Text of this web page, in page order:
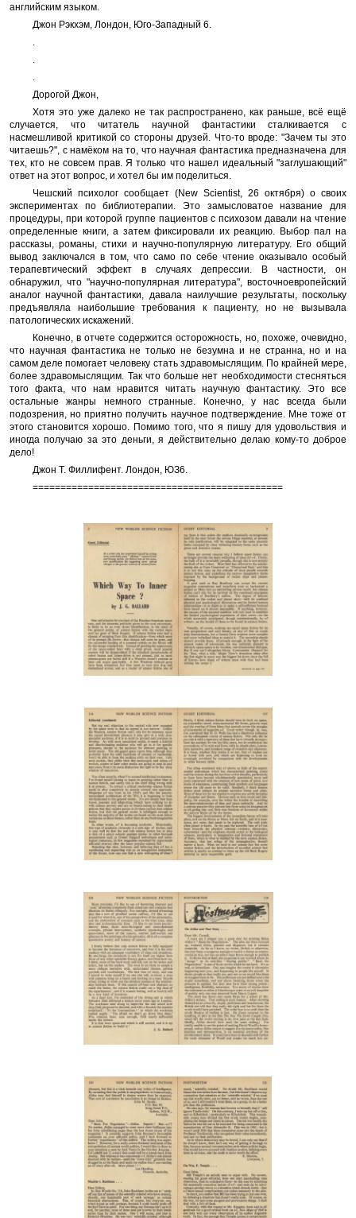
английским языком.
Джон Рэкхэм, Лондон, Юго-Западный 6.
.
.
.
Дорогой Джон,
Хотя это уже далеко не так распространено, как раньше, всё ещё
случается, что читатель научной фантастики сталкивается с
насмешливой критикой со стороны друзей. Что-то вроде: "Зачем ты это
читаешь?", с намёком на то, что научная фантастика предназначена для
тех, кто не совсем прав. Я только что нашел идеальный "заглушающий"
ответ на этот вопрос, и хотел бы им поделиться.
Чешский психолог сообщает (New Scientist, 26 октября) о своих
экспериментах по библиотерапии. Это замысловатое название для
процедуры, при которой группе пациентов с психозом давали на чтение
определенные книги, а затем фиксировали их реакцию. Выбор пал на
рассказы, романы, стихи и научно-популярную литературу. Его общий
вывод заключался в том, что само по себе чтение оказывало особый
терапевтический эффект в случаях депрессии. В частности, он
обнаружил, что "научно-популярная литература", восточноевропейский
аналог научной фантастики, давала наилучшие результаты, поскольку
предъявляла наибольшие требования к пациенту, но не вызывала
патологических искажений.
Конечно, в отчете содержится осторожность, но, похоже, очевидно,
что научная фантастика не только не безумна и не странна, но и на
самом деле помогает человеку стать здравомыслящим. По крайней мере,
более здравомыслящим. Так что больше нет необходимости стесняться
того факта, что нам нравится читать научную фантастику. Это все
остальные жанры немного странные. Конечно, у нас всегда были
подозрения, но приятно получить научное подтверждение. Мне тоже от
этого становится хорошо. Помимо того, что я пишу для удовольствия и
иногда получаю за это деньги, я действительно делаю кому-то доброе
дело!
Джон Т. Филлифент. Лондон, ЮЗ6.
=============================================